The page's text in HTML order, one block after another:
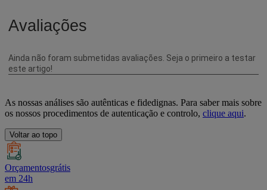
As nossas análises são autênticas e fidedignas. Para saber mais sobre
os nossos procedimentos de autenticação e controlo, clique aqui.
Voltar ao topo
Orçamentosgrátis
em 24h